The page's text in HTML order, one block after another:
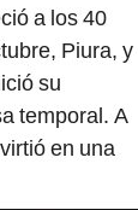
a los 40
Piura, y
su
temporal. A
en una